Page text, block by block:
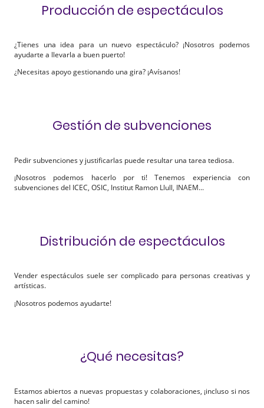
Producción de espectáculos
¿Tienes una idea para un nuevo espectáculo? ¡Nosotros podemos
ayudarte a llevarla a buen puerto!
¿Necesitas apoyo gestionando una gira? ¡Avísanos!
Gestión de subvenciones
Pedir subvenciones y justificarlas puede resultar una tarea tediosa.
¡Nosotros podemos hacerlo por ti! Tenemos experiencia con
subvenciones del ICEC, OSIC, Institut Ramon Llull, INAEM...
Distribución de espectáculos
Vender espectáculos suele ser complicado para personas creativas y
artísticas.
¡Nosotros podemos ayudarte!
¿Qué necesitas?
Estamos abiertos a nuevas propuestas y colaboraciones, ¡incluso si nos
hacen salir del camino!